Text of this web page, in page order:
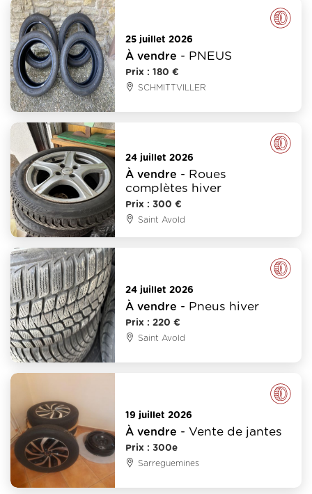
25 juillet 2026
À vendre - PNEUS
Prix : 180 €
SCHMITTVILLER
24 juillet 2026
À vendre - Roues
complètes hiver
Prix : 300 €
Saint Avold
24 juillet 2026
À vendre - Pneus hiver
Prix : 220 €
Saint Avold
19 juillet 2026
À vendre - Vente de jantes
Prix : 300e
Sarreguemines